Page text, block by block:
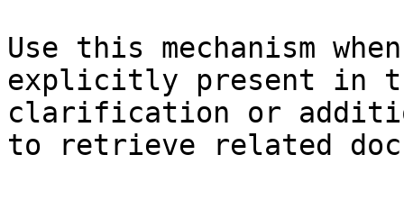
Use this mechanism
explicitly present in
clarification or